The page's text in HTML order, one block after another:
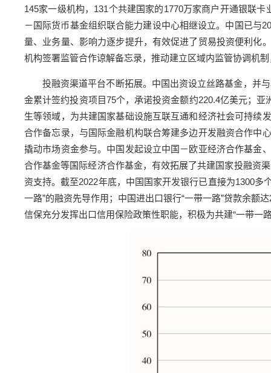
145家一级机构，131个共建国家的1770万家商户开通银联
－国际货币基金组织联合能力建设中心相继设立。中国已与
量、业务量、影响力逐步提升，有效促进了贸易投资便利化
机构签署监管合作谅解备忘录，推动建立区域内监管协调机
投融资渠道平台不断拓展。中国出资设立丝路基金，并
金累计签约投资项目75个，承诺投资金额约220.4亿美元；
生等领域，为共建国家基础设施互联互通和经济社会可持续
合作备忘录，与国际金融机构联合筹建多边开发融资合作中
撬动市场资金参与。中国发起设立中国－欧亚经济合作基金
合作基金等国际经济合作基金，有效拓展了共建国家投融资
资支持。截至2022年底，中国国家开发银行已直接为1300多
一路”的融资先导作用；中国进出口银行“一带一路”贷款余额
信保充分发挥出口信用保险政策性职能，积极为共建“一带一